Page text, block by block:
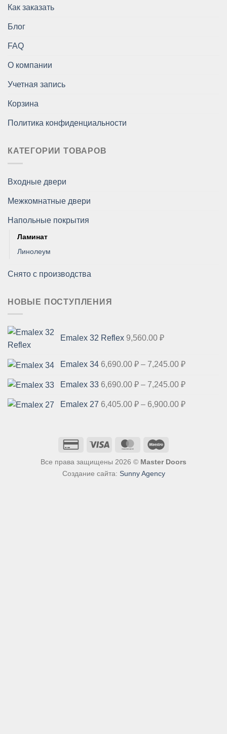
Как заказать
Блог
FAQ
О компании
Учетная запись
Корзина
Политика конфиденциальности
КАТЕГОРИИ ТОВАРОВ
Входные двери
Межкомнатные двери
Напольные покрытия
Ламинат
Линолеум
Снято с производства
НОВЫЕ ПОСТУПЛЕНИЯ
Emalex 32 Reflex 9,560.00 ₽
Emalex 34 6,690.00 ₽ – 7,245.00 ₽Диапазон
6,690.00 ₽
Emalex 33 6,690.00 ₽ – 7,245.00 ₽Диапазон
6,690.00 ₽
Emalex 27 6,405.00 ₽ – 6,900.00 ₽Диапазон
Все права защищены 2026 © Master Doors
Создание сайта: Sunny Agency